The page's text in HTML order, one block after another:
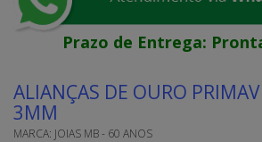
Prazo de Entrega:
ALIANÇAS DE OURO
3MM
MARCA: JOIAS MB - 60 ANOS